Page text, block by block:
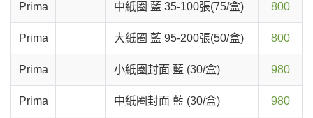
Prima 中紙圈 藍 35-100張(75/盒) 800
Prima 大紙圈 藍 95-200張(50/盒) 800
Prima 小紙圈封面 藍 (30/盒) 980
Prima 中紙圈封面 藍 (30/盒) 980